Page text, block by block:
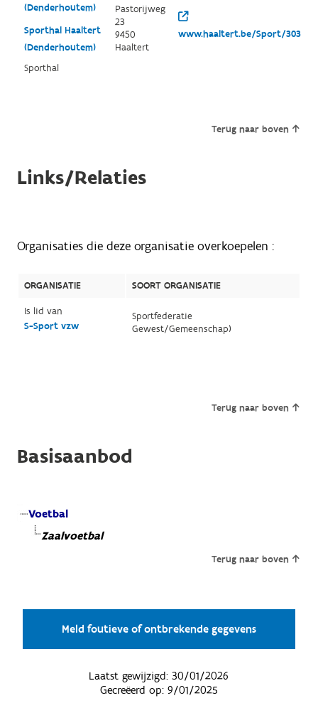
(Denderhoutem)
Sporthal Haaltert
(Denderhoutem)
Sporthal
Pastorijweg
23
9450
Haaltert
www.haaltert.be/Sport/3038/
Terug naar boven
Links/Relaties
Organisaties die deze organisatie overkoepelen :
ORGANISATIE
SOORT ORGANISATIE
Is lid van
S-Sport vzw
Sportfederatie
Gewest/Gemeenschap)
Terug naar boven
Basisaanbod
Voetbal
Zaalvoetbal
Terug naar boven
Meld foutieve of ontbrekende gegevens
Laatst gewijzigd:30/01/2026
Gecreëerd op: 9/01/2025